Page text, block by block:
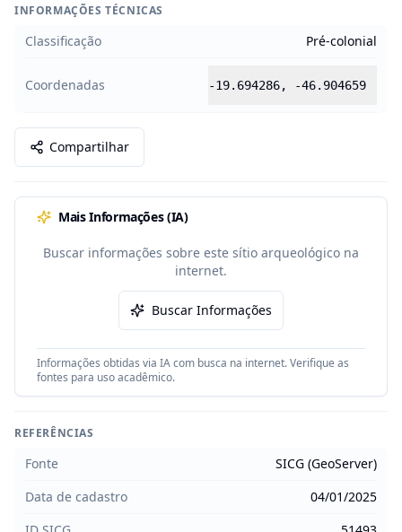
INFORMAÇÕES TÉCNICAS
Classificação Pré-colonial
Coordenadas -19.694286, -46.904659
Compartilhar
Mais Informações (IA)
Buscar informações sobre este sítio arqueológico na
internet.
Buscar Informações
Informações obtidas via IA com busca na internet. Verifique as
fontes para uso acadêmico.
REFERÊNCIAS
Fonte
SICG (GeoServer)
Data de cadastro
04/01/2025